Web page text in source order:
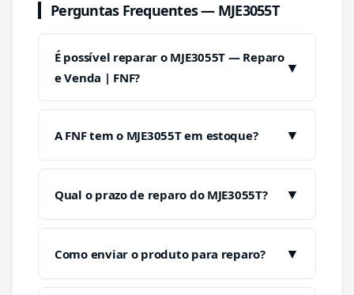
Perguntas Frequentes — MJE3055T
É possível reparar o MJE3055T — Reparo
e Venda | FNF?
▼
A FNF tem o MJE3055T em estoque? ▼
Qual o prazo de reparo do MJE3055T? ▼
Como enviar o produto para reparo? ▼